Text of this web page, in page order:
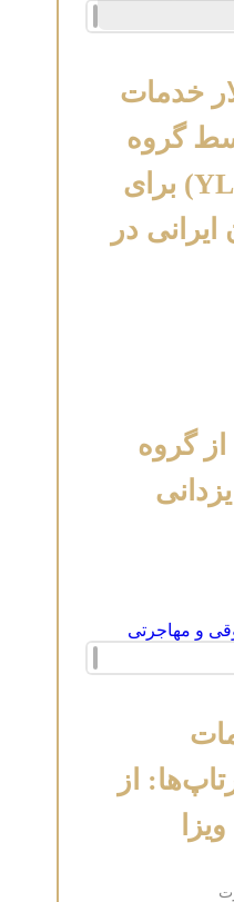
دلار خدمات
گروه
حقوقی یزدانی (YLG) برای
در
تبریک نوروز ۱۴۰۴ از گروه
از